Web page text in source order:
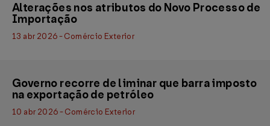
Alterações nos atributos do Novo Processo de
Importação
13 abr 2026 - Comércio Exterior
Governo recorre de liminar que barra imposto
na exportação de petróleo
10 abr 2026 - Comércio Exterior